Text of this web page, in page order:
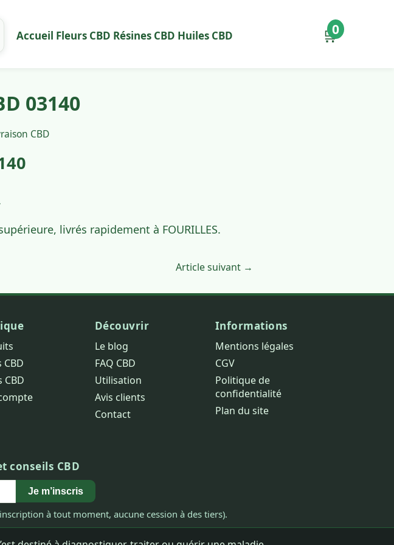
Accueil Fleurs CBD Résines CBD Huiles CBD 🛒
0
03140
CBD
livrés rapidement à FOURILLES.
Article suivant →
CBD
CBD
Découvrir
Le blog
FAQ CBD
Utilisation
Avis clients
Contact
Informations
Mentions légales
CGV
Politique de
confidentialité
Plan du site
conseils CBD
Je m’inscris
à tout moment, aucune cession à des tiers).